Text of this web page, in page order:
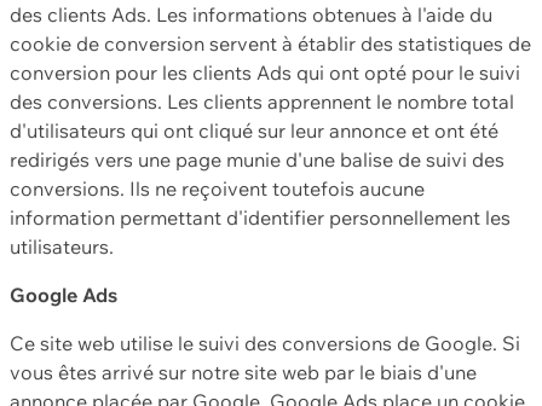
des clients Ads. Les informations obtenues à l'aide du
cookie de conversion servent à établir des statistiques de
conversion pour les clients Ads qui ont opté pour le suivi
des conversions. Les clients apprennent le nombre total
d'utilisateurs qui ont cliqué sur leur annonce et ont été
redirigés vers une page munie d'une balise de suivi des
conversions. Ils ne reçoivent toutefois aucune
information permettant d'identifier personnellement les
utilisateurs.
Google Ads
Ce site web utilise le suivi des conversions de Google. Si
vous êtes arrivé sur notre site web par le biais d'une